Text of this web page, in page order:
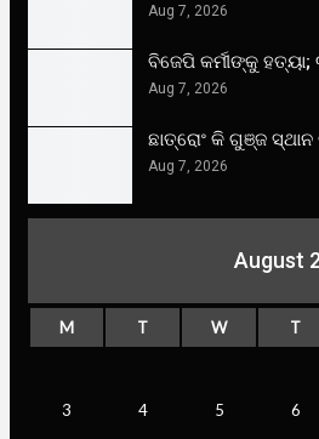
Aug 7, 2026
ବିଜେପି କର୍ମୀଙ୍କୁ
Aug 7, 2026
ଛାତ୍ରୋଂ କି ଗୁଞ୍ଜ ସ୍ଥାନ
Aug 7, 2026
August
M T W T
3 4 5 6